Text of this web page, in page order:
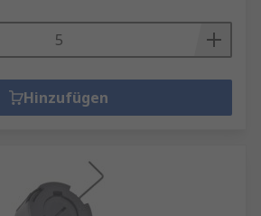
Hinzufügen